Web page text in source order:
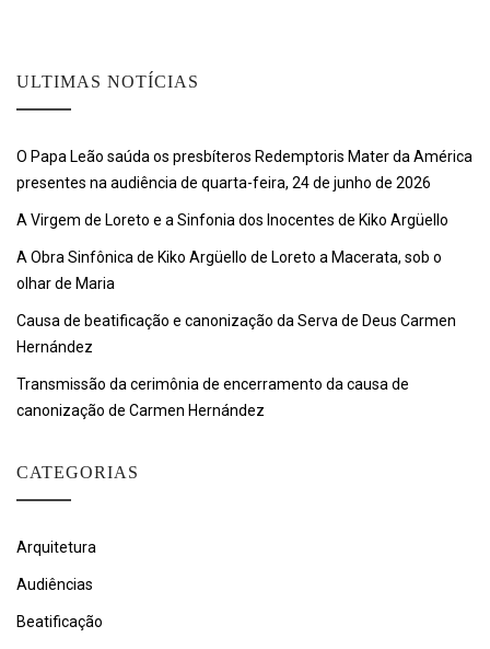
ULTIMAS NOTÍCIAS
O Papa Leão saúda os presbíteros Redemptoris Mater da América
presentes na audiência de quarta-feira, 24 de junho de 2026
A Virgem de Loreto e a Sinfonia dos Inocentes de Kiko Argüello
A Obra Sinfônica de Kiko Argüello de Loreto a Macerata, sob o
olhar de Maria
Causa de beatificação e canonização da Serva de Deus Carmen
Hernández
Transmissão da cerimônia de encerramento da causa de
canonização de Carmen Hernández
CATEGORIAS
Arquitetura
Audiências
Beatificação